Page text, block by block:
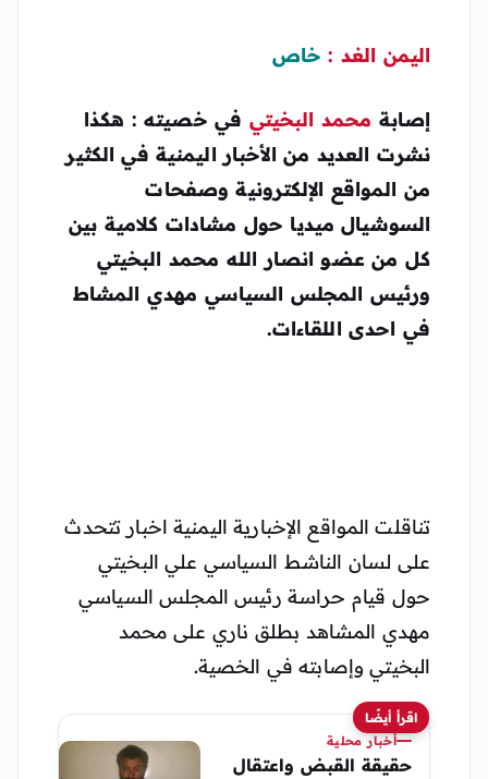
اليمن الغد : خاص
إصابة محمد البخيتي في خصيته : هكذا
نشرت العديد من الأخبار اليمنية في الكثير
من المواقع الإلكترونية وصفحات
السوشيال ميديا حول مشادات كلامية بين
كل من عضو انصار الله محمد البخيتي
ورئيس المجلس السياسي مهدي المشاط
في احدى اللقاءات.
تناقلت المواقع الإخبارية اليمنية اخبار تتحدث
على لسان الناشط السياسي علي البخيتي
حول قيام حراسة رئيس المجلس السياسي
مهدي المشاهد بطلق ناري على محمد
البخيتي وإصابته في الخصية.
اقرأ أيضًا
أخبار محلية
حقيقة القبض واعتقال